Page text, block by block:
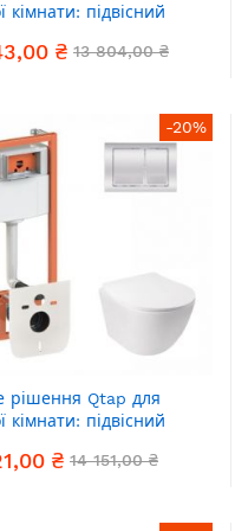
кімнати: підвісний
інсталяції Nest 4 в 1
₴ 13 804,00 ₴
-20%
рішення Qtap для
кімнати: підвісний
інсталяції Nest 4 в 1
₴ 14 151,00 ₴